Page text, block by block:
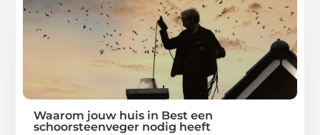
Waarom jouw huis in Best een
schoorsteenveger nodig heeft